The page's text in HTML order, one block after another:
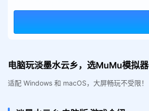
电脑玩淡墨水云乡，选MuMu模拟器
适配 Windows 和 macOS，大屏畅玩不受限！